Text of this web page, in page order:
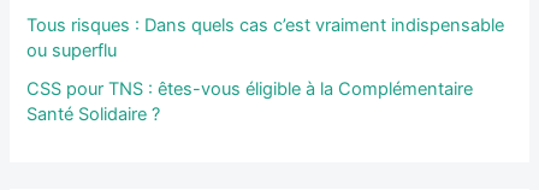
Tous risques : Dans quels cas c’est vraiment indispensable
ou superflu
CSS pour TNS : êtes-vous éligible à la Complémentaire
Santé Solidaire ?